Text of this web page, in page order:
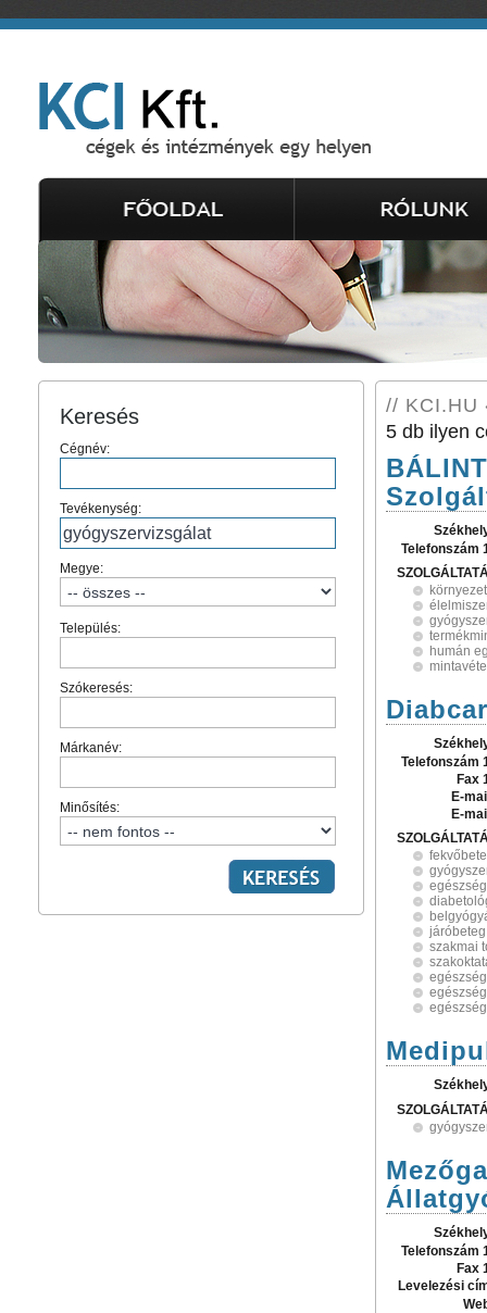
Keresés
Cégnév:
Tevékenység:
Megye:
Település:
Szókeresés:
Márkanév:
Minősítés:
// KCI.HU
5 db ilyen
Telefonszám
humán
Telefonszám
Fax
E-
E-
szakmai
Telefonszám
Fax
Levelezési